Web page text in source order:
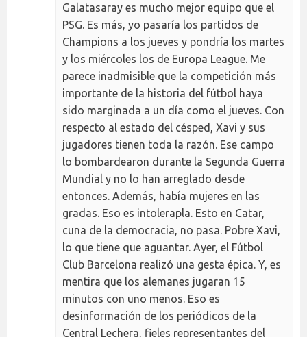
Galatasaray es mucho mejor equipo que el
PSG. Es más, yo pasaría los partidos de
Champions a los jueves y pondría los martes
y los miércoles los de Europa League. Me
parece inadmisible que la competición más
importante de la historia del fútbol haya
sido marginada a un día como el jueves. Con
respecto al estado del césped, Xavi y sus
jugadores tienen toda la razón. Ese campo
lo bombardearon durante la Segunda Guerra
Mundial y no lo han arreglado desde
entonces. Además, había mujeres en las
gradas. Eso es intolerapla. Esto en Catar,
cuna de la democracia, no pasa. Pobre Xavi,
lo que tiene que aguantar. Ayer, el Fútbol
Club Barcelona realizó una gesta épica. Y, es
mentira que los alemanes jugaran 15
minutos con uno menos. Eso es
desinformación de los periódicos de la
Central Lechera, fieles representantes del